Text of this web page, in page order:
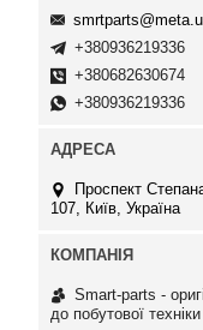
+380936219336
+380682630674
+380936219336
Проспект
107, Київ, Україна
Smart-parts -
до побутової техніки